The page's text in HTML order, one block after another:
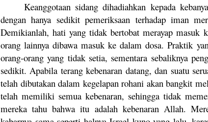
Keanggotaan sidang dihadiahkan kepada
dengan hanya sedikit pemeriksaan terhadap iman
Demikianlah, hati yang tidak bertobat merayap masuk
orang lainnya dibawa masuk ke dalam dosa. Praktik
orang-orang yang tidak setia, sementara sebaliknya
sedikit. Apabila terang kebenaran datang, dan suatu
telah dibutakan dalam kegelapan rohani akan bangkit
telah memiliki semua kebenaran, sehingga tidak
mereka tahu bahwa itu adalah kebenaran Allah.